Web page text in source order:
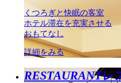
くつろぎと快眠の客室
ホテル滞在を充実させる
おもてなし
詳細をみる
RESTAURANTレ